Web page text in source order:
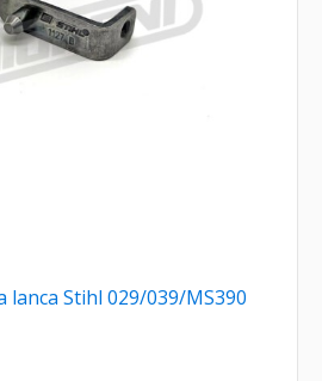
lanca Stihl 029/039/MS390